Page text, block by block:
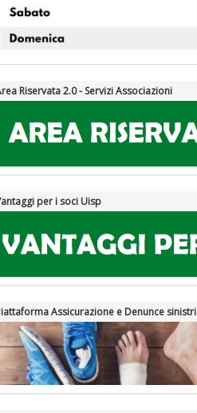
Riservata 2.0 - Servizi Associazioni
per i soci Uisp
Assicurazione e Denunce sinistri